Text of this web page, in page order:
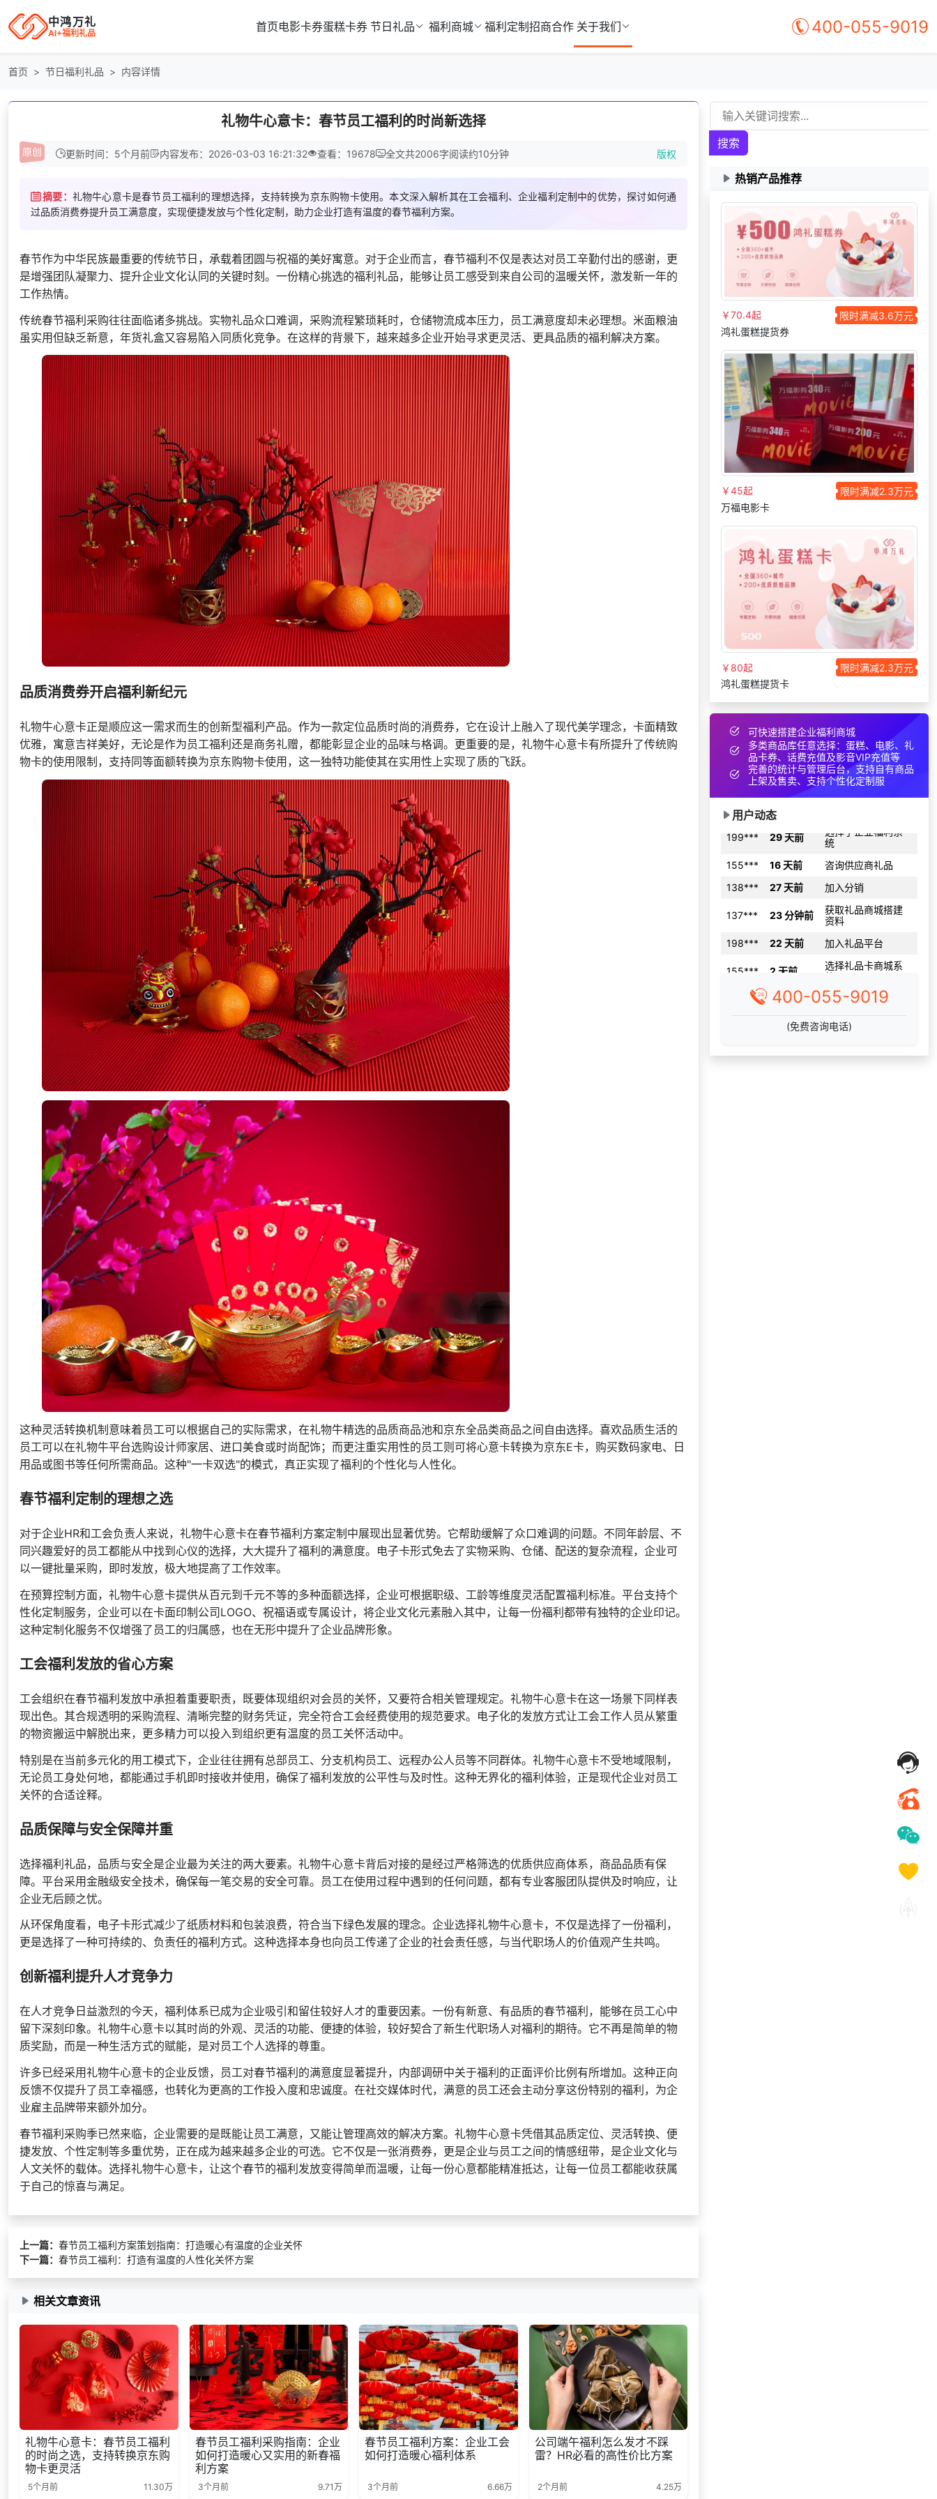
中鸿万礼
AI+福利礼品 首页电影卡券蛋糕卡券 节日礼品 福利商城 福利定制 招商合作 关于我们 400-055-9019
首页 节日福利礼品 内容详情
礼物牛心意卡：春节员工福利的时尚新选择
更新时间：5个月前 内容发布：2026-03-03 16:21:32 查看：19678 全文共2006字阅读约10分钟 版权
摘要： 礼物牛心意卡是春节员工福利的理想选择，支持转换为京东购物卡使用。本文深入解析其在工会福利、企业福利定制中的优势，探讨如何通
过品质消费券提升员工满意度，实现便捷发放与个性化定制，助力企业打造有温度的春节福利方案。
春节作为中华民族最重要的传统节日，承载着团圆与祝福的美好寓意。对于企业而言，春节福利不仅是表达对员工辛勤付出的感谢，更
是增强团队凝聚力、提升企业文化认同的关键时刻。一份精心挑选的福利礼品，能够让员工感受到来自公司的温暖关怀，激发新一年的
工作热情。
传统春节福利采购往往面临诸多挑战。实物礼品众口难调，采购流程繁琐耗时，仓储物流成本压力，员工满意度却未必理想。米面粮油
虽实用但缺乏新意，年货礼盒又容易陷入同质化竞争。在这样的背景下，越来越多企业开始寻求更灵活、更具品质的福利解决方案。
品质消费券开启福利新纪元
礼物牛心意卡正是顺应这一需求而生的创新型福利产品。作为一款定位品质时尚的消费券，它在设计上融入了现代美学理念，卡面精致
优雅，寓意吉祥美好，无论是作为员工福利还是商务礼赠，都能彰显企业的品味与格调。更重要的是，礼物牛心意卡有所提升了传统购
物卡的使用限制，支持同等面额转换为京东购物卡使用，这一独特功能使其在实用性上实现了质的飞跃。
这种灵活转换机制意味着员工可以根据自己的实际需求，在礼物牛精选的品质商品池和京东全品类商品之间自由选择。喜欢品质生活的
员工可以在礼物牛平台选购设计师家居、进口美食或时尚配饰；而更注重实用性的员工则可将心意卡转换为京东E卡，购买数码家电、日
用品或图书等任何所需商品。这种"一卡双选"的模式，真正实现了福利的个性化与人性化。
春节福利定制的理想之选
对于企业HR和工会负责人来说，礼物牛心意卡在春节福利方案定制中展现出显著优势。它帮助缓解了众口难调的问题。不同年龄层、不
同兴趣爱好的员工都能从中找到心仪的选择，大大提升了福利的满意度。电子卡形式免去了实物采购、仓储、配送的复杂流程，企业可
以一键批量采购，即时发放，极大地提高了工作效率。
在预算控制方面，礼物牛心意卡提供从百元到千元不等的多种面额选择，企业可根据职级、工龄等维度灵活配置福利标准。平台支持个
性化定制服务，企业可以在卡面印制公司LOGO、祝福语或专属设计，将企业文化元素融入其中，让每一份福利都带有独特的企业印记。
这种定制化服务不仅增强了员工的归属感，也在无形中提升了企业品牌形象。
工会福利发放的省心方案
工会组织在春节福利发放中承担着重要职责，既要体现组织对会员的关怀，又要符合相关管理规定。礼物牛心意卡在这一场景下同样表
现出色。其合规透明的采购流程、清晰完整的财务凭证，完全符合工会经费使用的规范要求。电子化的发放方式让工会工作人员从繁重
的物资搬运中解脱出来，更多精力可以投入到组织更有温度的员工关怀活动中。
特别是在当前多元化的用工模式下，企业往往拥有总部员工、分支机构员工、远程办公人员等不同群体。礼物牛心意卡不受地域限制，
无论员工身处何地，都能通过手机即时接收并使用，确保了福利发放的公平性与及时性。这种无界化的福利体验，正是现代企业对员工
关怀的合适诠释。
品质保障与安全保障并重
选择福利礼品，品质与安全是企业最为关注的两大要素。礼物牛心意卡背后对接的是经过严格筛选的优质供应商体系，商品品质有保
障。平台采用金融级安全技术，确保每一笔交易的安全可靠。员工在使用过程中遇到的任何问题，都有专业客服团队提供及时响应，让
企业无后顾之忧。
从环保角度看，电子卡形式减少了纸质材料和包装浪费，符合当下绿色发展的理念。企业选择礼物牛心意卡，不仅是选择了一份福利，
更是选择了一种可持续的、负责任的福利方式。这种选择本身也向员工传递了企业的社会责任感，与当代职场人的价值观产生共鸣。
创新福利提升人才竞争力
在人才竞争日益激烈的今天，福利体系已成为企业吸引和留住较好人才的重要因素。一份有新意、有品质的春节福利，能够在员工心中
留下深刻印象。礼物牛心意卡以其时尚的外观、灵活的功能、便捷的体验，较好契合了新生代职场人对福利的期待。它不再是简单的物
质奖励，而是一种生活方式的赋能，是对员工个人选择的尊重。
许多已经采用礼物牛心意卡的企业反馈，员工对春节福利的满意度显著提升，内部调研中关于福利的正面评价比例有所增加。这种正向
反馈不仅提升了员工幸福感，也转化为更高的工作投入度和忠诚度。在社交媒体时代，满意的员工还会主动分享这份特别的福利，为企
业雇主品牌带来额外加分。
春节福利采购季已然来临，企业需要的是既能让员工满意，又能让管理高效的解决方案。礼物牛心意卡凭借其品质定位、灵活转换、便
捷发放、个性定制等多重优势，正在成为越来越多企业的可选。它不仅是一张消费券，更是企业与员工之间的情感纽带，是企业文化与
人文关怀的载体。选择礼物牛心意卡，让这个春节的福利发放变得简单而温暖，让每一份心意都能精准抵达，让每一位员工都能收获属
于自己的惊喜与满足。
上一篇： 春节员工福利方案策划指南：打造暖心有温度的企业关怀
下一篇： 春节员工福利：打造有温度的人性化关怀方案
相关文章资讯
礼物牛心意卡：春节员工福利
的时尚之选，支持转换京东购
物卡更灵活
5个月前 11.30万
春节员工福利采购指南：企业
如何打造暖心又实用的新春福
利方案
3个月前 9.71万
春节员工福利方案：企业工会
如何打造暖心福利体系
3个月前 6.66万
公司端午福利怎么发才不踩
雷？HR必看的高性价比方案
2个月前 4.25万
搜索
热销产品推荐
￥70.4起
限时满减3.6万元
鸿礼蛋糕提货券
￥45起
限时满减2.3万元
万福电影卡
￥80起
限时满减2.3万元
鸿礼蛋糕提货卡
可快速搭建企业福利商城
多类商品库任意选择：蛋糕、电影、礼
品卡券、话费充值及影音VIP充值等
完善的统计与管理后台，支持自有商品
上架及售卖、支持个性化定制服
用户动态
155*** 咨询供应商礼品
171***
选择礼品卡商城系
链资料
147*** 16 天前
咨询一站式福利方
案
136***
22 天前
咨询工会福利平台
177***
15 天前 选择礼品卡券系统
199*** 29 天前
155***
16 天前
咨询供应商礼品
138***
27 天前 加入分销
137*** 23 分钟前
获取礼品商城搭建
资料
198***
22 天前 加入礼品平台
155*** 2 天前
选择礼品卡商城系
统
196***
10 天前
咨询积分商城搭建
189***
43 分钟前
选择礼品卡券系统
186***
22 天前
选择礼品商城系统
155*** 咨询供应商礼品
171*** 8 天前
选择礼品卡商城系
137*** 9 天前
获取礼品采购供应
链资料
咨询一站式福利方
136***
22 天前
177***
15 天前 选择礼品卡券系统
199*** 29 天前
选择了企业福利系
统
155***
16 天前
咨询供应商礼品
138***
27 天前 加入分销
137*** 23 分钟前
获取礼品商城搭建
资料
198***
加入礼品平台
统
196***
10 天前
咨询积分商城搭建
186***
22 天前
选择礼品商城系统
137***
29 天前 了解福利商城平台
400-055-9019
(免费咨询电话)